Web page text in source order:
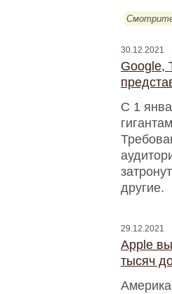
30.12.2021
Google,
С 1
другие.
29.12.2021
Apple
тысяч